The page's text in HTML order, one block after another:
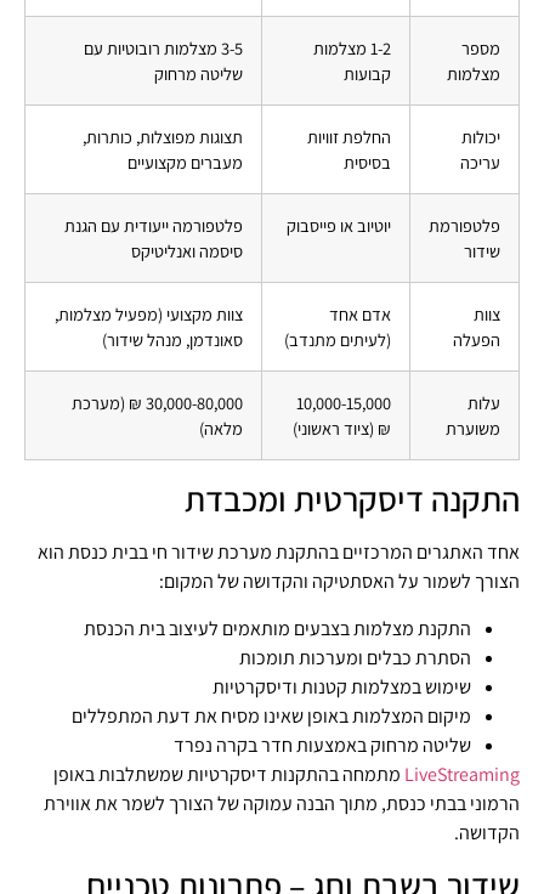
מספר
מצלמות
1-2 מצלמות
קבועות
3-5 מצלמות רובוטיות עם
שליטה מרחוק
יכולות
עריכה
החלפת זוויות
בסיסית
תצוגות מפוצלות, כותרות,
מעברים מקצועיים
פלטפורמת
שידור
יוטיוב או פייסבוק
פלטפורמה ייעודית עם הגנת
סיסמה ואנליטיקס
צוות
הפעלה
אדם אחד
(לעיתים מתנדב)
צוות מקצועי (מפעיל מצלמות,
סאונדמן, מנהל שידור)
עלות
משוערת
10,000-15,000
₪ (ציוד ראשוני)
30,000-80,000 ₪ (מערכת
מלאה)
התקנה דיסקרטית ומכבדת
אחד האתגרים המרכזיים בהתקנת מערכת שידור חי בבית כנסת הוא
הצורך לשמור על האסתטיקה והקדושה של המקום:
התקנת מצלמות בצבעים מותאמים לעיצוב בית הכנסת
הסתרת כבלים ומערכות תומכות
שימוש במצלמות קטנות ודיסקרטיות
מיקום המצלמות באופן שאינו מסיח את דעת המתפללים
שליטה מרחוק באמצעות חדר בקרה נפרד
LiveStreaming מתמחה בהתקנות דיסקרטיות שמשתלבות באופן
הרמוני בבתי כנסת, מתוך הבנה עמוקה של הצורך לשמר את אווירת
הקדושה.